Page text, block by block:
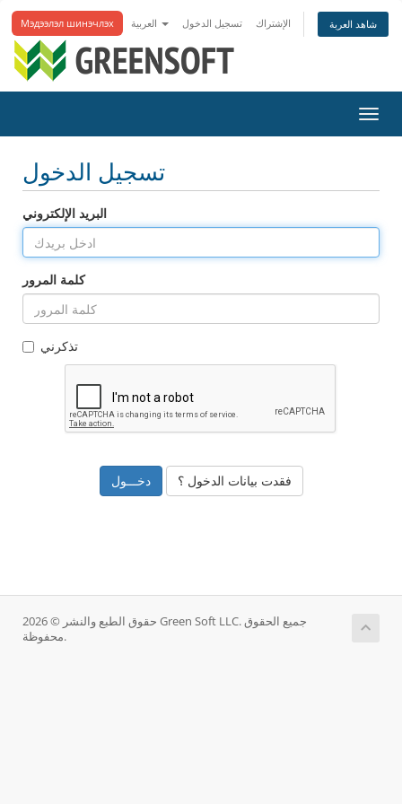
Мэдээлэл шинэчлэх تسجيل الدخول الإشتراك شاهد العربة
تبديل
التنقل
تسجيل الدخول
البريد الإلكتروني
كلمة المرور
تذكرني
فقدت بيانات الدخول ؟
حقوق الطبع والنشر © 2026 Green Soft LLC. جميع الحقوق
محفوظة.